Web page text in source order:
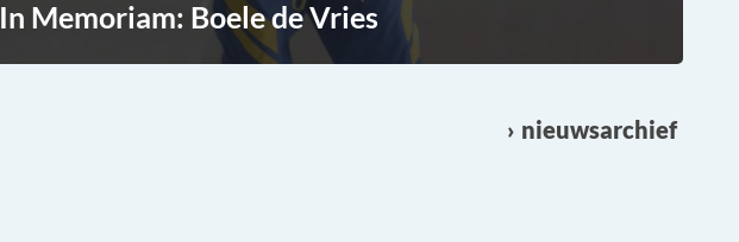
In Memoriam: Boele de Vries
nieuwsarchief